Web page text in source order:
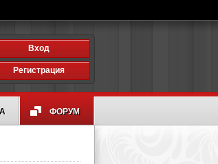
Вход
Регистрация
ФОРУМ